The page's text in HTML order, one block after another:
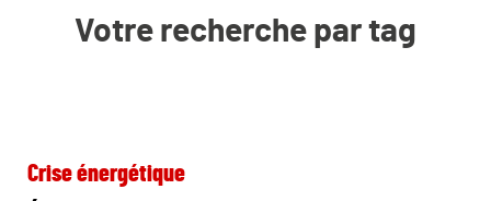
Votre recherche par tag
Crise énergétique